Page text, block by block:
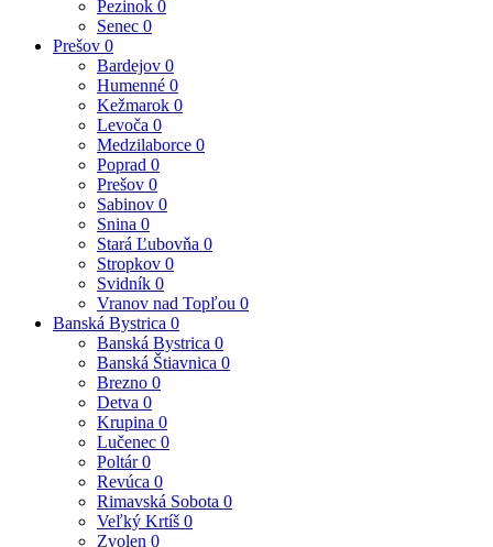
Pezinok 0
Senec 0
Prešov 0
Bardejov 0
Humenné 0
Kežmarok 0
Levoča 0
Medzilaborce 0
Poprad 0
Prešov 0
Sabinov 0
Snina 0
Stará Ľubovňa 0
Stropkov 0
Svidník 0
Vranov nad Topľou 0
Banská Bystrica 0
Banská Bystrica 0
Banská Štiavnica 0
Brezno 0
Detva 0
Krupina 0
Lučenec 0
Poltár0
Revúca 0
Rimavská Sobota 0
Veľký Krtíš 0
Zvolen 0